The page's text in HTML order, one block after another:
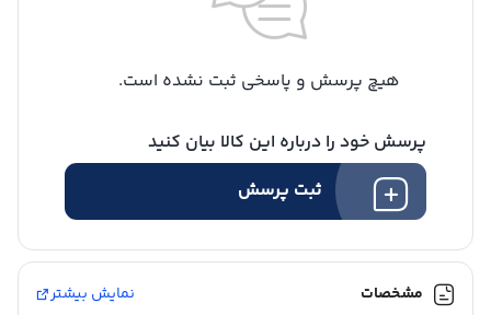
شارژ کیف پول
هیچ پرسش و پاسخی ثبت نشده است.
پرسش خود را درباره این کالا بیان کنید
ثبت پرسش
مشخصات نمایش بیشتر